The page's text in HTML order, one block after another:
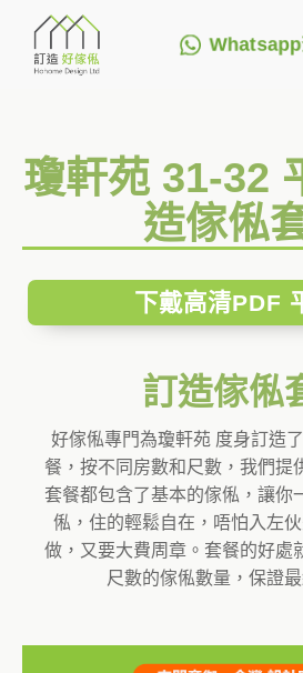
瓊軒苑 31-32
造傢俬
下戴高清PDF
訂造傢俬
好傢俬專門為瓊軒苑 度身訂造
餐，按不同房數和尺數，我們提
套餐都包含了基本的傢俬，讓你
俬，住的輕鬆自在，唔怕入左
做，又要大費周章。套餐的好處
尺數的傢俬數量，保證